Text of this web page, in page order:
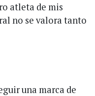
atleta de mis
no se valora tanto
una marca de